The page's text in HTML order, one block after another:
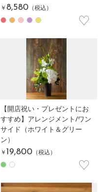
￥ 8,580 （税込）
♡
【開店祝い・プレゼントにお
すすめ】アレンジメント/ワン
サイド（ホワイト＆グリー
ン）
￥ 19,800 （税込）
♡